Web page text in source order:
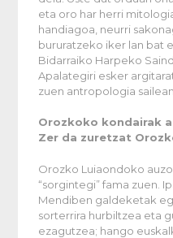
eta oro har herri
handiagoa, neurri
bururatzeko iker lan bat
Bidarraiko Harpeko
Apalategiri esker
zuen antropologia sailean.
Orozkoko kondairak
Zer da zuretzat
Orozko Luiaondoko
“sorgintegi” fama zuen.
Mendiben galdeketak
sorterrira hurbiltzea eta
ezagutzea; hango